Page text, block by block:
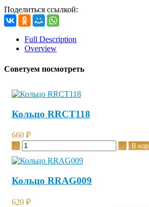
Поделиться ссылкой:
Full Description
Overview
Советуем посмотреть
Кольцо RRCT118
660 ₽
Кольцо RRAG009
620 ₽